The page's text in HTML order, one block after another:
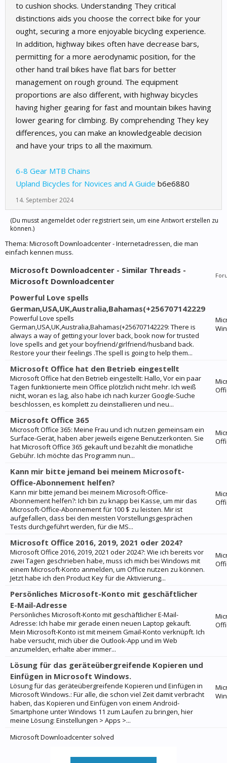
to cushion shocks. Understanding They critical
distinctions aids you choose the correct bike for your
ought, securing a more enjoyable bicycling experience.
In addition, highway bikes often have decrease bars,
permitting for a more aerodynamic position, for the
other hand trail bikes have flat bars for better
management on rough ground. The equipment
proportions are also different, with highway bicycles
having higher gearing for fast and mountain bikes having
lower gearing for climbing. By comprehending They key
differences, you can make an knowledgeable decision
and have your trips to all the maximum.
6-8 Gear MTB Chains
Upland Bicycles for Novices and A Guide b6e6880
14. September 2024
(Du musst angemeldet oder registriert sein, um eine Antwort erstellen zu
können.)
Thema: Microsoft Downloadcenter - Internetadressen, die man
einfach kennen muss.
Microsoft Downloadcenter - Similar Threads -
Microsoft Downloadcenter
Powerful Love spells
German,USA,UK,Australia,Bahamas(+256707142229
Powerful Love spells
German,USA,UK,Australia,Bahamas(+256707142229: There is
always a way of getting your lover back, book now for trusted
love spells and get your boyfriend/girlfriend/husband back.
Restore your their feelings .The spell is going to help them...
Microsoft Office hat den Betrieb eingestellt
Microsoft Office hat den Betrieb eingestellt: Hallo, Vor ein paar
Tagen funktionierte mein Office plötzlich nicht mehr. Ich weiß
nicht, woran es lag, also habe ich nach kurzer Google-Suche
beschlossen, es komplett zu deinstallieren und neu...
Microsoft Office 365
Microsoft Office 365: Meine Frau und ich nutzen gemeinsam ein
Surface-Gerät, haben aber jeweils eigene Benutzerkonten. Sie
hat Microsoft Office 365 gekauft und bezahlt die monatliche
Gebühr. Ich möchte das Programm nun...
Kann mir bitte jemand bei meinem Microsoft-
Office-Abonnement helfen?
Kann mir bitte jemand bei meinem Microsoft-Office-
Abonnement helfen?: Ich bin zu knapp bei Kasse, um mir das
Microsoft-Office-Abonnement für 100 $ zu leisten. Mir ist
aufgefallen, dass bei den meisten Vorstellungsgesprächen
Tests durchgeführt werden, für die MS...
Microsoft Office 2016, 2019, 2021 oder 2024?
Microsoft Office 2016, 2019, 2021 oder 2024?: Wie ich bereits vor
zwei Tagen geschrieben habe, muss ich mich bei Windows mit
einem Microsoft-Konto anmelden, um Office nutzen zu können.
Jetzt habe ich den Product Key für die Aktivierung...
Persönliches Microsoft-Konto mit geschäftlicher
E-Mail-Adresse
Persönliches Microsoft-Konto mit geschäftlicher E-Mail-
Adresse: Ich habe mir gerade einen neuen Laptop gekauft.
Mein Microsoft-Konto ist mit meinem Gmail-Konto verknüpft. Ich
habe versucht, mich über die Outlook-App und im Web
anzumelden, erhalte aber immer...
Lösung für das geräteübergreifende Kopieren und
Einfügen in Microsoft Windows.
Lösung für das geräteübergreifende Kopieren und Einfügen in
Microsoft Windows.: Für alle, die schon viel Zeit damit verbracht
haben, das Kopieren und Einfügen von einem Android-
Smartphone unter Windows 11 zum Laufen zu bringen, hier
meine Lösung: Einstellungen > Apps >...
Microsoft Downloadcenter solved